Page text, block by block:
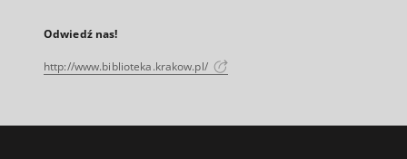
Odwiedź nas!
http://www.biblioteka.krakow.pl/